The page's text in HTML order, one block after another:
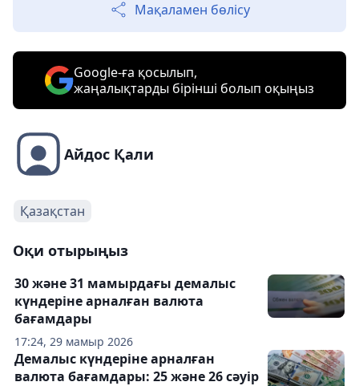
Мақаламен бөлісу
Google-ға қосылып,
жаңалықтарды бірінші болып оқыңыз
Айдос Қали
Қазақстан
Оқи отырыңыз
17:24, 29 мамыр 2026
30 және 31 мамырдағы демалыс
күндеріне арналған валюта
бағамдары
Демалыс күндеріне арналған
валюта бағамдары: 25 және 26 сәуір